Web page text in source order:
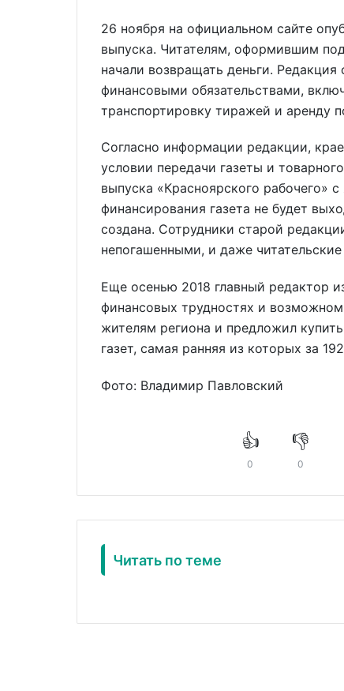
26 ноября на официальном сайте
выпуска. Читателям, оформившим
начали возвращать деньги.
финансовыми обязательствами,
транспортировку тиражей и аренду
Согласно информации редакции,
условии передачи газеты и
выпуска «Красноярского рабочего»
финансирования газета не будет
создана. Сотрудники старой
непогашенными, и даже
Еще осенью 2018 главный редактор
финансовых трудностях и
жителям региона и предложил
газет, самая ранняя из которых за
Фото: Владимир Павловский
👍
0
👎
0
Читать по теме